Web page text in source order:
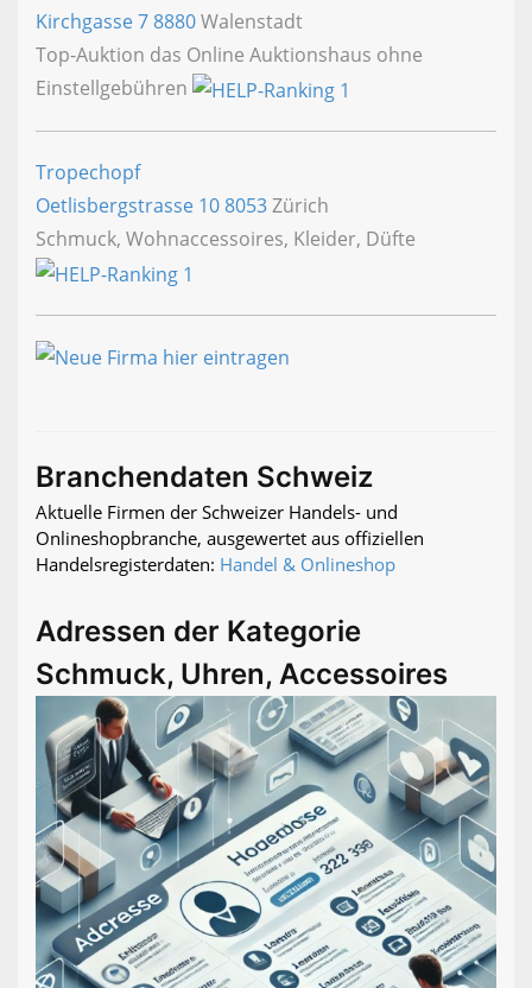
Kirchgasse 78880Walenstadt
Top-Auktion das Online Auktionshaus ohne
Einstellgebühren
Tropechopf
Oetlisbergstrasse 108053Zürich
Schmuck, Wohnaccessoires, Kleider, Düfte
Branchendaten Schweiz
Aktuelle Firmen der Schweizer Handels- und
Onlineshopbranche, ausgewertet aus offiziellen
Handelsregisterdaten: Handel & Onlineshop
Adressen der Kategorie
Schmuck, Uhren, Accessoires